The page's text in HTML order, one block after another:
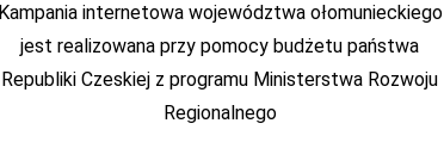
Kampania internetowa województwa ołomunieckiego
jest realizowana przy pomocy budżetu państwa
Republiki Czeskiej z programu Ministerstwa Rozwoju
Regionalnego